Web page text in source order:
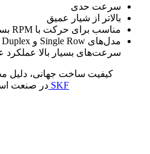
سرعت حدی
بالاتر از شیار عمیق
مناسب برای حرکت با RPM بسیار بالا
سرعت‌های بسیار بالا عملکرد
کیفیت ساخت جهانی، دلیل
SKF در صنعت